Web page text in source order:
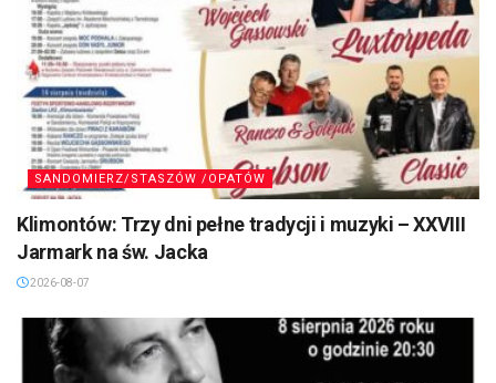
SANDOMIERZ/STASZÓW /OPATÓW
Klimontów: Trzy dni pełne tradycji i muzyki – XXVIII
Jarmark na św. Jacka
2026-08-07